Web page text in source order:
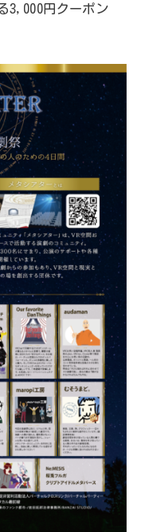
3,000円クーポン